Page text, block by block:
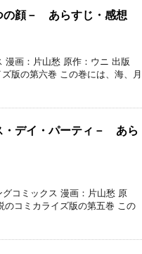
の顔－ あらすじ・感想
画：片山愁 原作：ウニ 出版
版の第六巻 この巻には、海、月
・デイ・パーティ－ あら
コミックス 漫画：片山愁 原
のコミカライズ版の第五巻 この